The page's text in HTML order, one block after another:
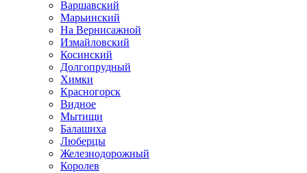
Варшавский
Марьинский
На Вернисажной
Измайловский
Косинский
Долгопрудный
Химки
Красногорск
Видное
Мытищи
Балашиха
Люберцы
Железнодорожный
Королев